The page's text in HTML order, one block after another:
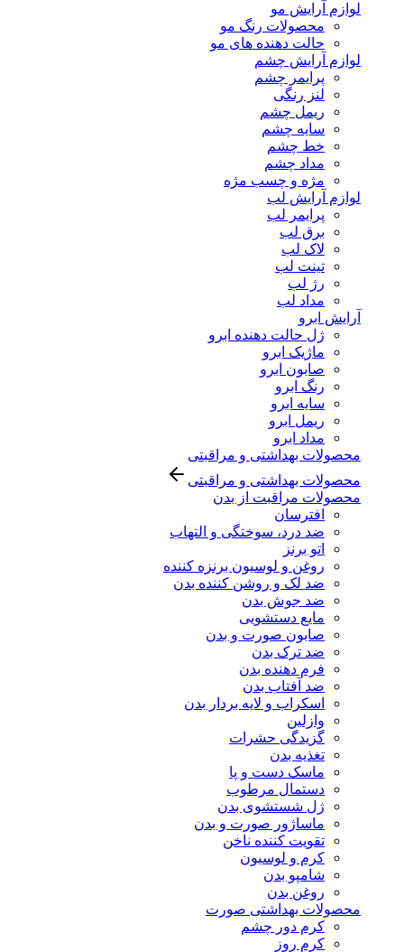
لوازم آرایش مو
محصولات رنگ مو
حالت دهنده های مو
لوازم آرایش چشم
پرایمر چشم
لنز رنگی
ریمل چشم
سایه چشم
خط چشم
مداد چشم
مژه و چسب مژه
لوازم آرایش لب
پرایمر لب
برق لب
لاک لب
تینت لب
رژ لب
مداد لب
آرایش ابرو
ژل حالت دهنده ابرو
ماژیک ابرو
صابون ابرو
رنگ ابرو
سایه ابرو
ریمل ابرو
مداد ابرو
محصولات بهداشتی و مراقبتی
محصولات بهداشتی و مراقبتی
محصولات مراقبت از بدن
افترسان
ضد درد، سوختگی و التهاب
اتو برنز
روغن و لوسیون برنزه کننده
ضد لک و روشن کننده بدن
ضد جوش بدن
مایع دستشویی
صابون صورت و بدن
ضد ترک بدن
فرم دهنده بدن
ضد آفتاب بدن
اسکراب و لایه بردار بدن
وازلین
گزیدگی حشرات
تغذیه بدن
ماسک دست و پا
دستمال مرطوب
ژل شستشوی بدن
ماساژور صورت و بدن
تقویت کننده ناخن
کرم و لوسیون
شامپو بدن
روغن بدن
محصولات بهداشتی صورت
کرم دور چشم
کرم روز